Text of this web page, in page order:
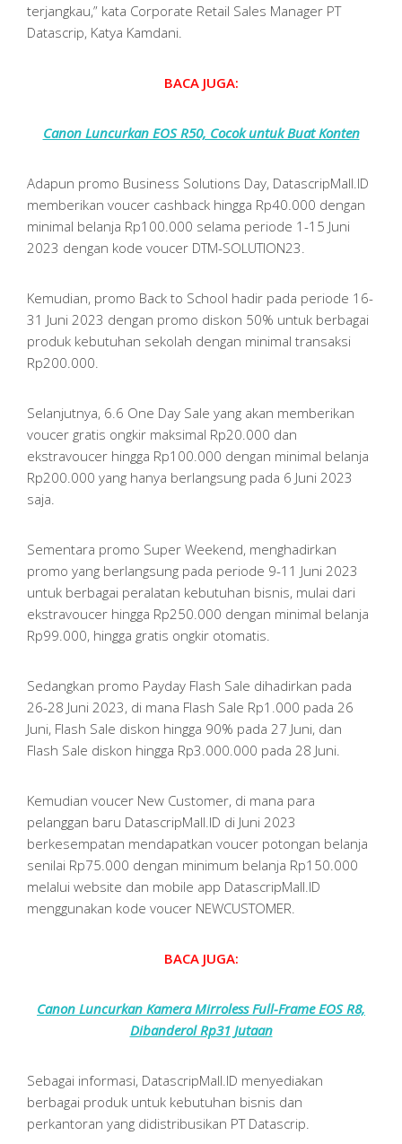
terjangkau,” kata Corporate Retail Sales Manager PT
Datascrip, Katya Kamdani.
BACA JUGA:
Canon Luncurkan EOS R50, Cocok untuk Buat Konten
Adapun promo Business Solutions Day, DatascripMall.ID
memberikan voucer cashback hingga Rp40.000 dengan
minimal belanja Rp100.000 selama periode 1-15 Juni
2023 dengan kode voucer DTM-SOLUTION23.
Kemudian, promo Back to School hadir pada periode 16-
31 Juni 2023 dengan promo diskon 50% untuk berbagai
produk kebutuhan sekolah dengan minimal transaksi
Rp200.000.
Selanjutnya, 6.6 One Day Sale yang akan memberikan
voucer gratis ongkir maksimal Rp20.000 dan
ekstravoucer hingga Rp100.000 dengan minimal belanja
Rp200.000 yang hanya berlangsung pada 6 Juni 2023
saja.
Sementara promo Super Weekend, menghadirkan
promo yang berlangsung pada periode 9-11 Juni 2023
untuk berbagai peralatan kebutuhan bisnis, mulai dari
ekstravoucer hingga Rp250.000 dengan minimal belanja
Rp99.000, hingga gratis ongkir otomatis.
Sedangkan promo Payday Flash Sale dihadirkan pada
26-28 Juni 2023, di mana Flash Sale Rp1.000 pada 26
Juni, Flash Sale diskon hingga 90% pada 27 Juni, dan
Flash Sale diskon hingga Rp3.000.000 pada 28 Juni.
Kemudian voucer New Customer, di mana para
pelanggan baru DatascripMall.ID di Juni 2023
berkesempatan mendapatkan voucer potongan belanja
senilai Rp75.000 dengan minimum belanja Rp150.000
melalui website dan mobile app DatascripMall.ID
menggunakan kode voucer NEWCUSTOMER.
BACA JUGA:
Canon Luncurkan Kamera Mirroless Full-Frame EOS R8,
Dibanderol Rp31 Jutaan
Sebagai informasi, DatascripMall.ID menyediakan
berbagai produk untuk kebutuhan bisnis dan
perkantoran yang didistribusikan PT Datascrip.